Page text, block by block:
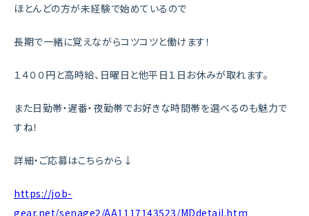
ほとんどの方が未経験で始めているので
長期で一緒に覚えながらコツコツと働けます！
１４００円と高時給、日曜日と他平日１日お休みが取れます。
また日勤帯・遅番・夜勤帯でお好きな時間帯を選べるのも魅力で
すね！
詳細・ご応募はこちらから↓
https://job-
gear.net/senage2/AA1117143523/MDdetail.htm